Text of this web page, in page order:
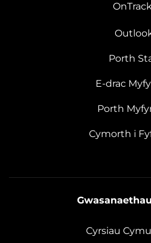
Porth
E-drac
Porth
Cymorth i
Cyrsiau